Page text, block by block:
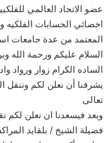
عضو الاتحاد العالمي
اخصائي الحسابات الفلكيه
المعتمد من عدة جامعات
السلام عليكم ورحمة الله
الساده الكرام زوار ورواد
يشرفنا أن نعلن لكم وننقل
تعالى
وبعد فيسعدنا ان نعلن لكم
فضيلة الشيخ / بلقايد